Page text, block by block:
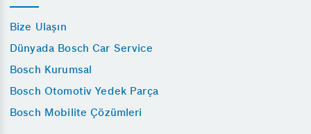
Bize Ulaşın
Dünyada Bosch Car Service
Bosch Kurumsal
Bosch Otomotiv Yedek Parça
Bosch Mobilite Çözümleri